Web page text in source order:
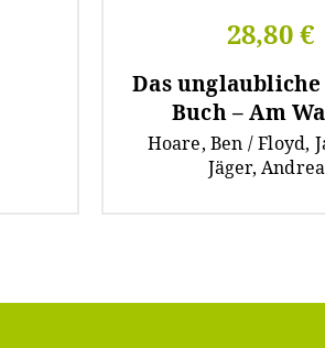
28,80 €
Das unglaubliche
Buch – Am
Hoare, Ben / Floyd,
Jäger,